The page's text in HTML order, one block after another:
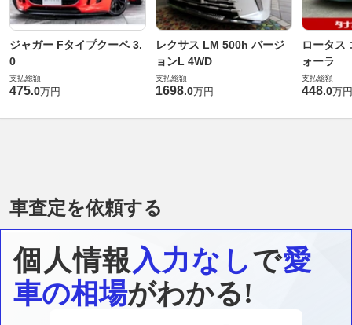
ジャガー Fタイプクーペ 3.
0
支払総額
475.0万円
レクサス LM 500h バージ
ョンL 4WD
支払総額
1698.0万円
ロータス
ォーラ
支払総額
448.0万円
車査定を依頼する
個人情報入力なしで愛
車の相場がわかる!